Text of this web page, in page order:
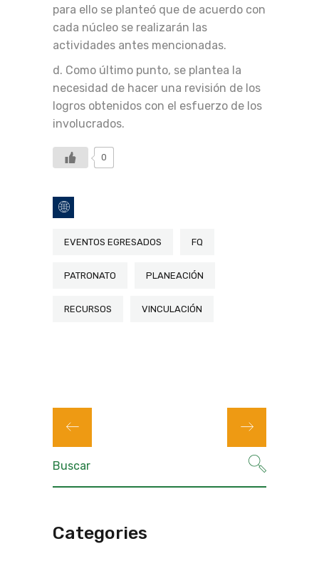
para ello se planteó que de acuerdo con
cada núcleo se realizarán las
actividades antes mencionadas.
d. Como último punto, se plantea la
necesidad de hacer una revisión de los
logros obtenidos con el esfuerzo de los
involucrados.
0
EVENTOS EGRESADOS FQ
PATRONATO PLANEACIÓN
RECURSOS VINCULACIÓN
Categories